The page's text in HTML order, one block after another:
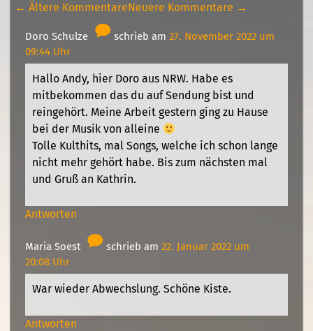
← Ältere KommentareNeuere Kommentare →
Doro Schulze schrieb am 27. November 2022 um
09:44 Uhr
Hallo Andy, hier Doro aus NRW. Habe es
mitbekommen das du auf Sendung bist und
reingehört. Meine Arbeit gestern ging zu Hause
bei der Musik von alleine
Tolle Kulthits, mal Songs, welche ich schon lange
nicht mehr gehört habe. Bis zum nächsten mal
und Gruß an Kathrin.
Antworten
Maria Soest schrieb am 22. Januar 2022 um
20:08 Uhr
War wieder Abwechslung. Schöne Kiste.
Antworten